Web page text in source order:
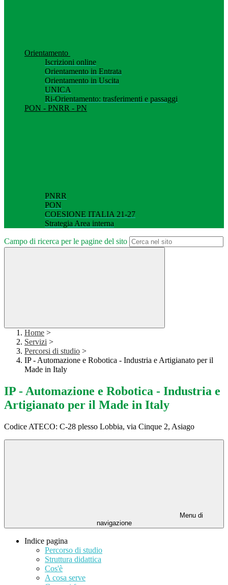
Orientamento
Iscrizioni online
Orientamento in Entrata
Orientamento in Uscita
UNICA
Ri-Orientamento: trasferimenti e passaggi
PON - PNRR - PN
PNRR
PON
COESIONE ITALIA 21-27
Strategia Area interna
Campo di ricerca per le pagine del sito
Home >
Servizi >
Percorsi di studio >
IP - Automazione e Robotica - Industria e Artigianato per il
Made in Italy
IP - Automazione e Robotica - Industria e
Artigianato per il Made in Italy
Codice ATECO: C-28 plesso Lobbia, via Cinque 2, Asiago
Menu di
navigazione
Indice pagina
Percorso di studio
Struttura didattica
Cos'è
A cosa serve